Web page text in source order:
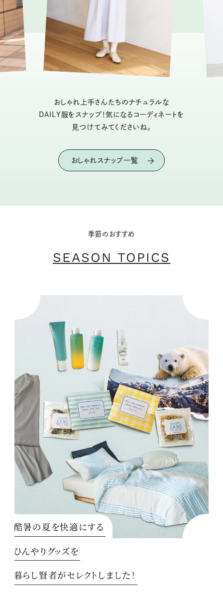
おしゃれ上手さんたちのナチュラルな
DAILY服をスナップ！気になるコーディネートを
見つけてみてくださいね。
おしゃれスナップ一覧
季節のおすすめ
SEASON TOPICS
酷暑の夏を快適にする
ひんやりグッズを
暮らし賢者がセレクトしました！